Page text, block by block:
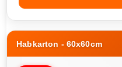
Habkarton - 60x60cm